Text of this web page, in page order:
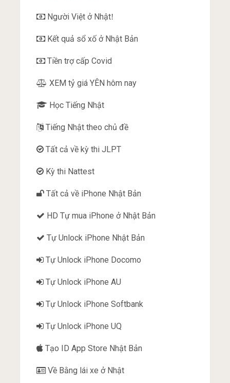
Người Việt ở Nhật!
Kết quả sổ xố ở Nhật Bản
Tiền trợ cấp Covid
XEM tỷ giá YÊN hôm nay
Học Tiếng Nhật
Tiếng Nhật theo chủ đề
Tất cả về kỳ thi JLPT
Kỳ thi Nattest
Tất cả về iPhone Nhật Bản
HD Tự mua iPhone ở Nhật Bản
Tự Unlock iPhone Nhật Bản
Tự Unlock iPhone Docomo
Tự Unlock iPhone AU
Tự Unlock iPhone Softbank
Tự Unlock iPhone UQ
Tạo ID App Store Nhật Bản
Về Bằng lái xe ở Nhật